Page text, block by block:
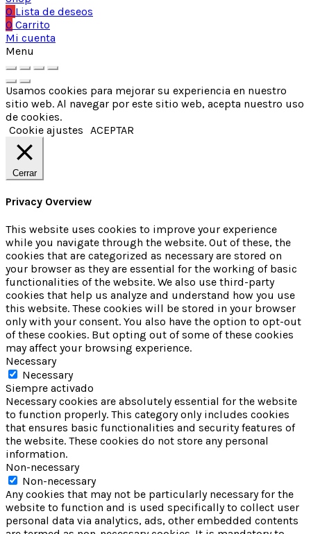
0 Lista de deseos
0 Carrito
Mi cuenta
Menu
Usamos cookies para mejorar su experiencia en nuestro
sitio web. Al navegar por este sitio web, acepta nuestro uso
de cookies.
Cookie ajustes
ACEPTAR
Cerrar
Privacy Overview
This website uses cookies to improve your experience
while you navigate through the website. Out of these, the
cookies that are categorized as necessary are stored on
your browser as they are essential for the working of basic
functionalities of the website. We also use third-party
cookies that help us analyze and understand how you use
this website. These cookies will be stored in your browser
only with your consent. You also have the option to opt-out
of these cookies. But opting out of some of these cookies
may affect your browsing experience.
Necessary
Necessary
Siempre activado
Necessary cookies are absolutely essential for the website
to function properly. This category only includes cookies
that ensures basic functionalities and security features of
the website. These cookies do not store any personal
information.
Non-necessary
Non-necessary
Any cookies that may not be particularly necessary for the
website to function and is used specifically to collect user
personal data via analytics, ads, other embedded contents